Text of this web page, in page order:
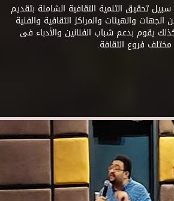
تحقيق التنمية الثقافية الشاملة بتقديم
والهيئات والمراكز الثقافية والفنية
يقوم بدعم شباب الفنانين والأدباء فى
مختلف فروع الثقافة.